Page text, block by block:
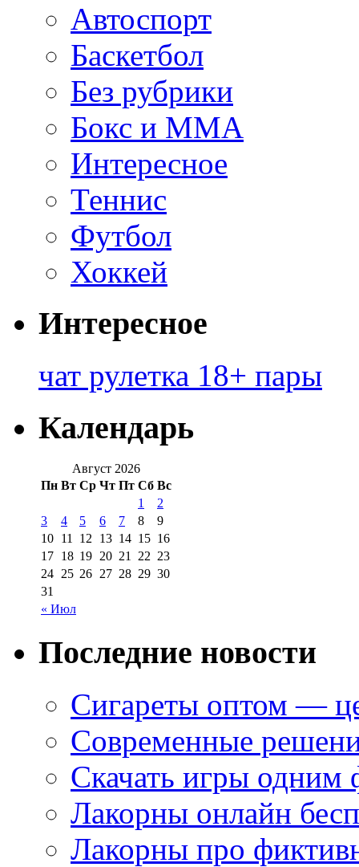
Автоспорт
Баскетбол
Без рубрики
Бокс и ММА
Интересное
Теннис
Футбол
Хоккей
Интересное
чат рулетка 18+ пары
Календарь
Август 2026
Пн Вт Ср Чт Пт Сб Вс
« Июл
1
2
3
4 5 6 7 8
9
10 11 12 13 14 15 16
17 18 19 20 21 22 23
24 25 26 27 28 29 30
31
Последние новости
Сигареты оптом —
Современные
Скачать игры одним
Лакорны онлайн
Лакорны про